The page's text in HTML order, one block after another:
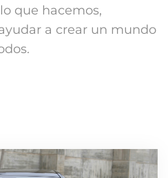
que hacemos,
a crear un mundo